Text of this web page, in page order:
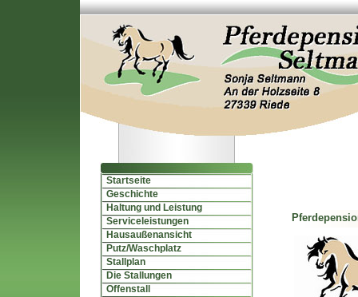
Startseite
Geschichte
Haltung und Leistung
Serviceleistungen
Hausaußenansicht
Putz/Waschplatz
Stallplan
Die Stallungen
Offenstall